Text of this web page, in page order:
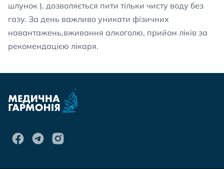
шлунок ), дозволяється пити тільки чисту воду без
газу. За день важливо уникати фізичних
навантажень,вживання алкоголю, прийом ліків за
рекомендацією лікаря.